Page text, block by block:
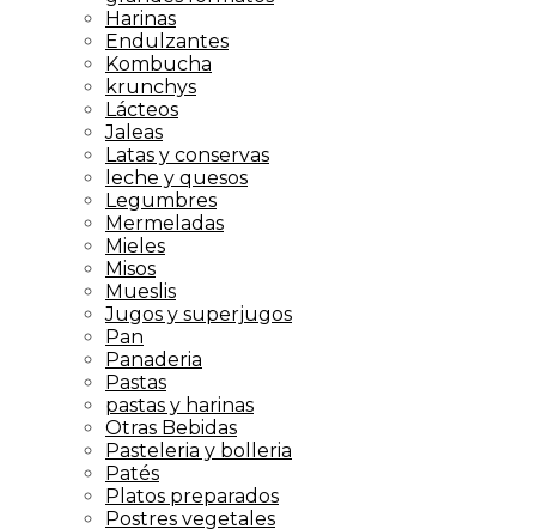
Harinas
Endulzantes
Kombucha
krunchys
Lácteos
Jaleas
Latas y conservas
leche y quesos
Legumbres
Mermeladas
Mieles
Misos
Mueslis
Jugos y superjugos
Pan
Panaderia
Pastas
pastas y harinas
Otras Bebidas
Pasteleria y bolleria
Patés
Platos preparados
Postres vegetales